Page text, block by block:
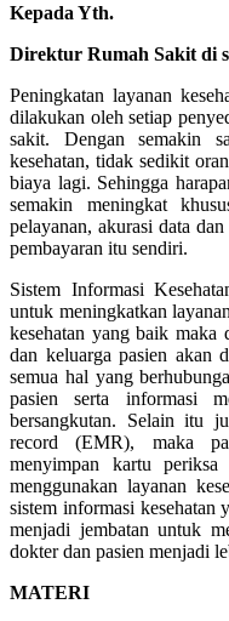
Kepada Yth.
Direktur Rumah Sakit di
Peningkatan layanan
dilakukan oleh setiap
sakit. Dengan semakin
kesehatan, tidak sedikit
biaya lagi. Sehingga
semakin meningkat
pelayanan, akurasi data
pembayaran itu sendiri.
Sistem Informasi
untuk meningkatkan
kesehatan yang baik maka
dan keluarga pasien akan
semua hal yang
pasien serta informasi
bersangkutan. Selain itu
record (EMR), maka
menyimpan kartu
menggunakan layanan
sistem informasi kesehatan
menjadi jembatan untuk
dokter dan pasien menjadi
MATERI